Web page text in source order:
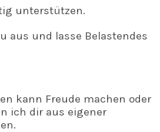
unterstützen.
aus und lasse Belastendes
kann Freude machen oder
ich dir aus eigener